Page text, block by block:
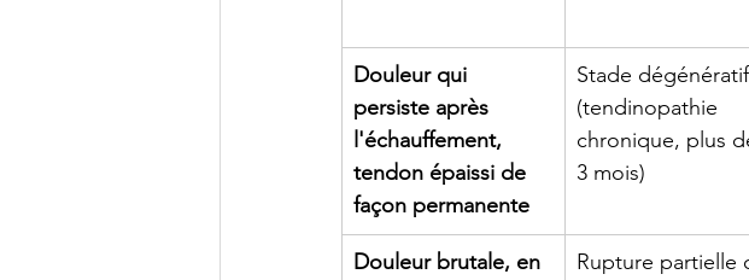
Douleur qui
persiste après
l'échauffement,
tendon épaissi de
façon permanente
Stade dégénératif
(tendinopathie
chronique, plus
3 mois)
Douleur brutale, en
Rupture partielle